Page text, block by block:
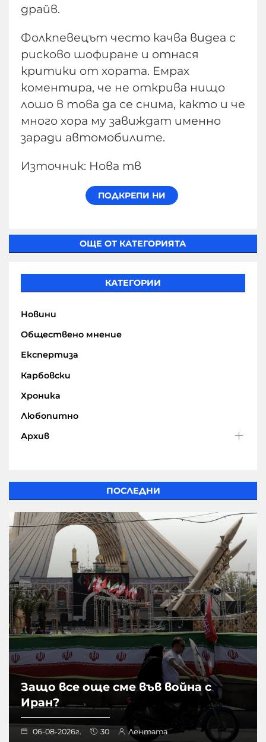
драйв.
Фолкпевецът често качва видеа с
рисково шофиране и отнася
критики от хората. Емрах
коментира, че не открива нищо
лошо в това да се снима, както и че
много хора му завиждат именно
заради автомобилите.
Източник: Нова тв
ОЩЕ ОТ КАТЕГОРИЯТА
КАТЕГОРИИ
Новини
Обществено мнение
Експертиза
Карбовски
Хроника
Любопитно
Архив
ПОСЛЕДНИ
Защо все още сме във война с
Иран?
06-08-2026г. 30 Лентата